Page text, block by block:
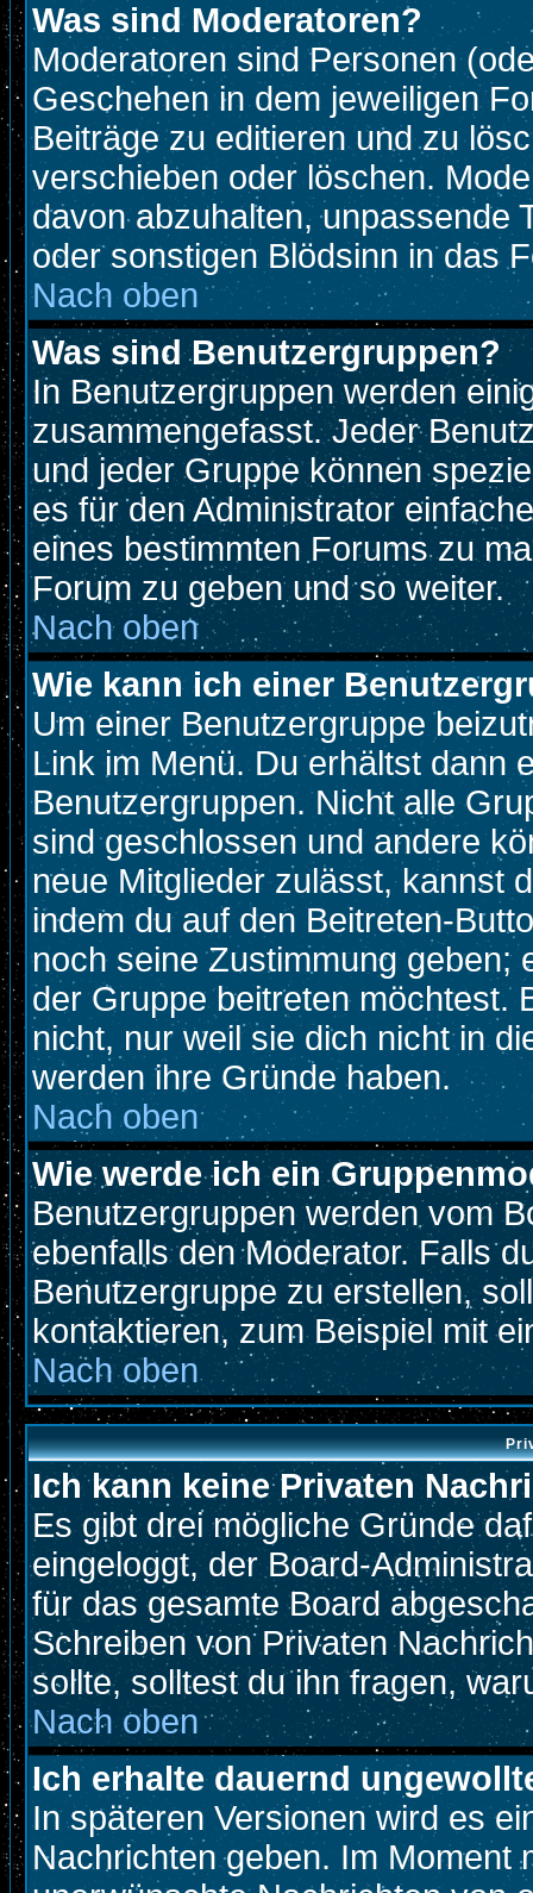
Was sind Moderatoren?
Moderatoren sind Personen
Geschehen in dem jeweiligen
Beiträge zu editieren und zu
verschieben oder löschen.
davon abzuhalten, unpassende
oder sonstigen Blödsinn in das
Nach oben
Was sind Benutzergruppen?
In Benutzergruppen werden
zusammengefasst. Jeder
und jeder Gruppe können
es für den Administrator
eines bestimmten Forums zu
Forum zu geben und so weiter.
Nach oben
Wie kann ich einer
Um einer Benutzergruppe
Link im Menü. Du erhältst dann
Benutzergruppen. Nicht alle
sind geschlossen und andere
neue Mitglieder zulässt, kannst
indem du auf den Beitreten-
noch seine Zustimmung geben;
der Gruppe beitreten möchtest.
nicht, nur weil sie dich nicht in
werden ihre Gründe haben.
Nach oben
Wie werde ich ein
Benutzergruppen werden vom
ebenfalls den Moderator. Falls
Benutzergruppe zu erstellen,
kontaktieren, zum Beispiel mit
Nach oben
Ich kann keine Privaten
Es gibt drei mögliche Gründe
eingeloggt, der Board-
für das gesamte Board
Schreiben von Privaten
sollte, solltest du ihn fragen,
Nach oben
Ich erhalte dauernd
In späteren Versionen wird es
Nachrichten geben. Im Moment